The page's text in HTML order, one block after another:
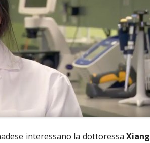
interessano la dottoressa